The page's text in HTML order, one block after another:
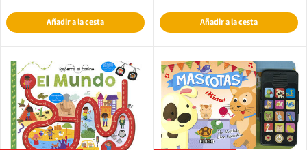
Añadir a la cesta Añadir a la cesta